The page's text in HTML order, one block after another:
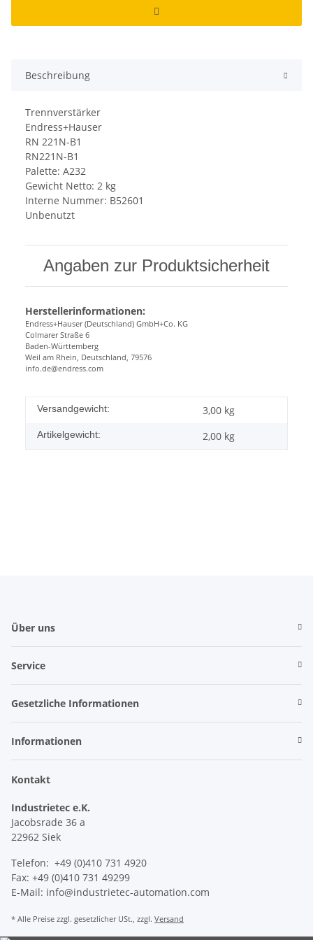
Beschreibung
Trennverstärker
Endress+Hauser
RN 221N-B1
RN221N-B1
Palette: A232
Gewicht Netto: 2 kg
Interne Nummer: B52601
Unbenutzt
Angaben zur Produktsicherheit
Herstellerinformationen:
Endress+Hauser (Deutschland) GmbH+Co. KG
Colmarer Straße 6
Baden-Württemberg
Weil am Rhein, Deutschland, 79576
info.de@endress.com
Versandgewicht: 3,00 kg
Artikelgewicht: 2,00 kg
Über uns
Service
Gesetzliche Informationen
Informationen
Kontakt
Industrietec e.K.
Jacobsrade 36 a
22962 Siek
Telefon: +49 (0)410 731 4920
Fax: +49 (0)410 731 49299
E-Mail: info@industrietec-automation.com
* Alle Preise zzgl. gesetzlicher USt., zzgl. Versand